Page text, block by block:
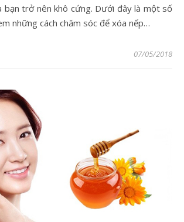
bạn trở nên khô cứng. Dưới đây là một số
những cách chăm sóc để xóa nếp…
07/05/2018